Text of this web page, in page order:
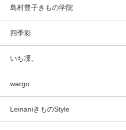
島村豊子きもの学院
四季彩
いち凜。
wargo
LeinaniきものStyle